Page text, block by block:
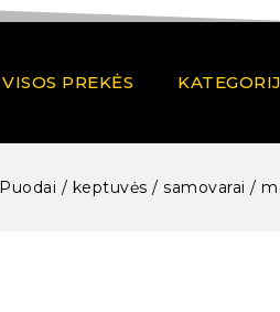
VISOS PREKĖS
Puodai / keptuvės / samovarai /